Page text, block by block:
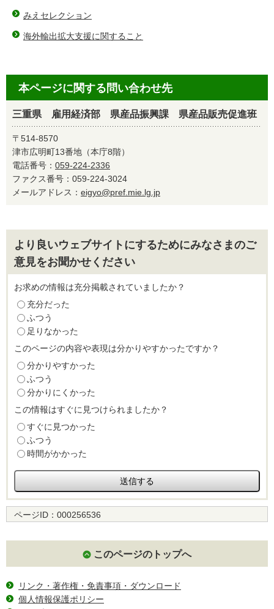
みえセレクション
海外輸出拡大支援に関すること
本ページに関する問い合わせ先
三重県 雇用経済部 県産品振興課 県産品販売促進班
〒514-8570
津市広明町13番地（本庁8階）
電話番号： 059-224-2336
ファクス番号：059-224-3024
メールアドレス： eigyo@pref.mie.lg.jp
より良いウェブサイトにするためにみなさまのご
意見をお聞かせください
お求めの情報は充分掲載されていましたか？
充分だった
ふつう
足りなかった
このページの内容や表現は分かりやすかったですか？
分かりやすかった
ふつう
分かりにくかった
この情報はすぐに見つけられましたか？
すぐに見つかった
ふつう
時間がかかった
ページID： 000256536
このページのトップへ
リンク・著作権・免責事項・ダウンロード
個人情報保護ポリシー